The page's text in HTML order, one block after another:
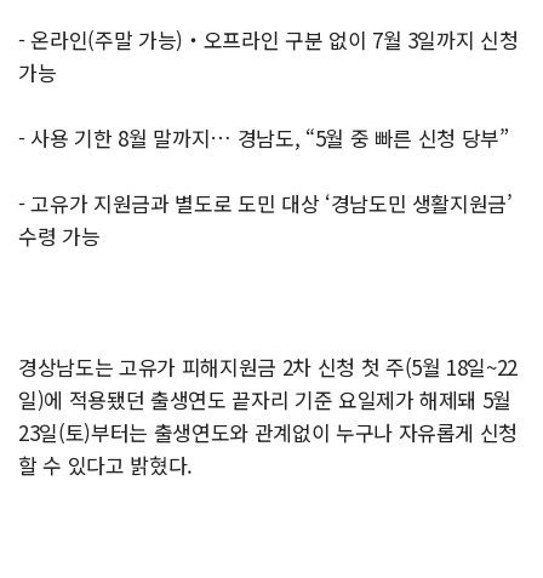
- 온라인(주말 가능)‧오프라인 구분 없이 7월 3일까지 신청
가능
- 사용 기한 8월 말까지… 경남도, “5월 중 빠른 신청 당부”
- 고유가 지원금과 별도로 도민 대상 ‘경남도민 생활지원금’
수령 가능
경상남도는 고유가 피해지원금 2차 신청 첫 주(5월 18일~22
일)에 적용됐던 출생연도 끝자리 기준 요일제가 해제돼 5월
23일(토)부터는 출생연도와 관계없이 누구나 자유롭게 신청
할 수 있다고 밝혔다.